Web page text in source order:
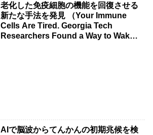
老化した免疫細胞の機能を回復させる
新たな手法を発見 （Your Immune
Cells Are Tired. Georgia Tech
Researchers Found a Way to Wake
AIで脳波からてんかんの初期兆候を検